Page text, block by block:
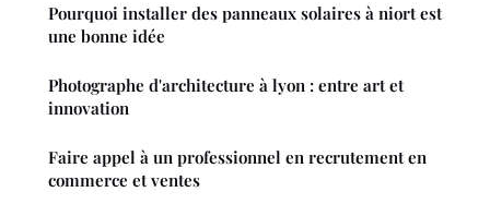
Pourquoi installer des panneaux solaires à niort est
une bonne idée
Photographe d'architecture à lyon : entre art et
innovation
Faire appel à un professionnel en recrutement en
commerce et ventes